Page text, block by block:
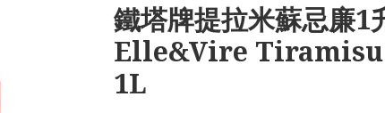
鐵塔牌提拉米蘇忌廉1
Elle&Vire
1L